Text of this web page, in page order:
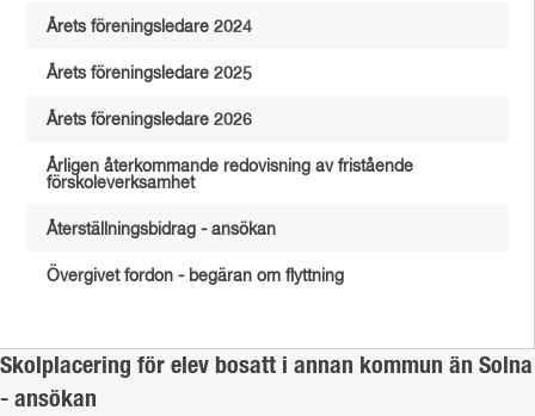
Årets föreningsledare 2024
Årets föreningsledare 2025
Årets föreningsledare 2026
Årligen återkommande redovisning av fristående
förskoleverksamhet
Återställningsbidrag - ansökan
Övergivet fordon - begäran om flyttning
Skolplacering för elev bosatt i annan kommun än Solna
- ansökan